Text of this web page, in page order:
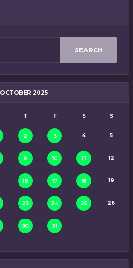
SEARCH
OCTOBER 2025
T F S S
2 3 4 5
9 10 11 12
16 17 18 19
23 24 25 26
30 31